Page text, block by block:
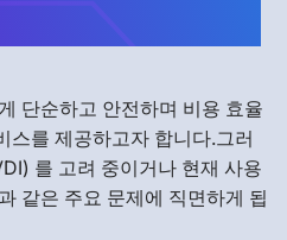
단순하고 안전하며 비용 효율
스를 제공하고자 합니다.그러
를 고려 중이거나 현재 사용
같은 주요 문제에 직면하게 됩